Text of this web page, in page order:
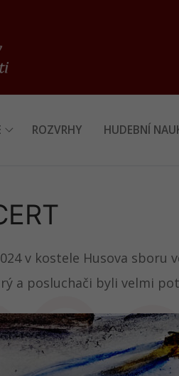
ROZVRHY HUDEBNÍ
v kostele Husova sboru
a posluchači byli velmi